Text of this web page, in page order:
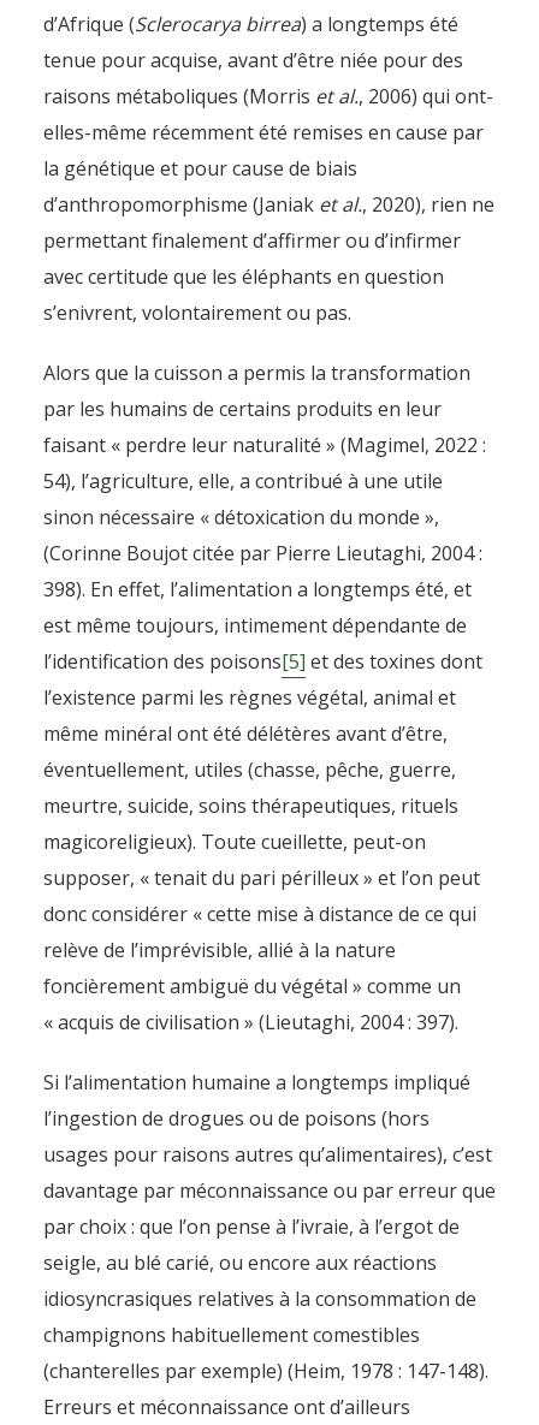
d’Afrique (Sclerocarya birrea) a longtemps été
tenue pour acquise, avant d’être niée pour des
raisons métaboliques (Morris et al., 2006) qui ont-
elles-même récemment été remises en cause par
la génétique et pour cause de biais
d’anthropomorphisme (Janiak et al., 2020), rien ne
permettant finalement d’affirmer ou d’infirmer
avec certitude que les éléphants en question
s’enivrent, volontairement ou pas.
Alors que la cuisson a permis la transformation
par les humains de certains produits en leur
faisant « perdre leur naturalité » (Magimel, 2022 :
54), l’agriculture, elle, a contribué à une utile
sinon nécessaire « détoxication du monde »,
(Corinne Boujot citée par Pierre Lieutaghi, 2004 :
398). En effet, l’alimentation a longtemps été, et
est même toujours, intimement dépendante de
l’identification des poisons[5] et des toxines dont
l’existence parmi les règnes végétal, animal et
même minéral ont été délétères avant d’être,
éventuellement, utiles (chasse, pêche, guerre,
meurtre, suicide, soins thérapeutiques, rituels
magicoreligieux). Toute cueillette, peut-on
supposer, « tenait du pari périlleux » et l’on peut
donc considérer « cette mise à distance de ce qui
relève de l’imprévisible, allié à la nature
foncièrement ambiguë du végétal » comme un
« acquis de civilisation » (Lieutaghi, 2004 : 397).
Si l’alimentation humaine a longtemps impliqué
l’ingestion de drogues ou de poisons (hors
usages pour raisons autres qu’alimentaires), c’est
davantage par méconnaissance ou par erreur que
par choix : que l’on pense à l’ivraie, à l’ergot de
seigle, au blé carié, ou encore aux réactions
idiosyncrasiques relatives à la consommation de
champignons habituellement comestibles
(chanterelles par exemple) (Heim, 1978 : 147-148).
Erreurs et méconnaissance ont d’ailleurs